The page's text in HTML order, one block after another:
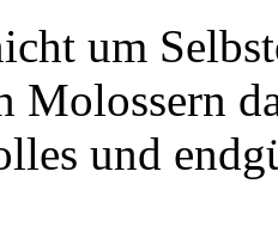
um
Molossern
und